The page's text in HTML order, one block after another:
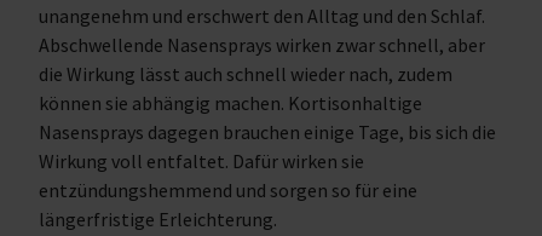
unangenehm und erschwert den Alltag und den Schlaf.
Abschwellende Nasensprays wirken zwar schnell, aber
die Wirkung lässt auch schnell wieder nach, zudem
können sie abhängig machen. Kortisonhaltige
Nasensprays dagegen brauchen einige Tage, bis sich die
Wirkung voll entfaltet. Dafür wirken sie
entzündungshemmend und sorgen so für eine
längerfristige Erleichterung.